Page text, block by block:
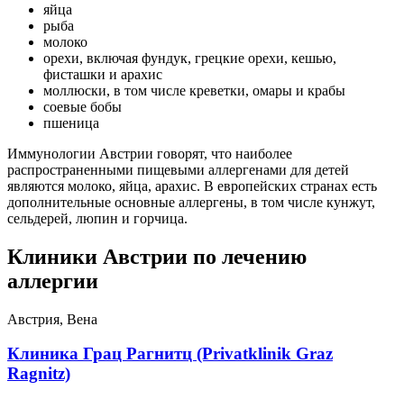
яйца
рыба
молоко
орехи, включая фундук, грецкие орехи, кешью,
фисташки и арахис
моллюски, в том числе креветки, омары и крабы
соевые бобы
пшеница
Иммунологии Австрии говорят, что наиболее
распространенными пищевыми аллергенами для детей
являются молоко, яйца, арахис. В европейских странах есть
дополнительные основные аллергены, в том числе кунжут,
сельдерей, люпин и горчица.
Клиники Австрии по лечению
аллергии
Австрия, Вена
Клиника Грац Рагнитц (Privatklinik Graz
Ragnitz)